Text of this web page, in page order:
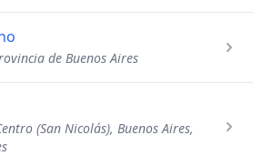
de Buenos Aires
(San Nicolás), Buenos Aires,